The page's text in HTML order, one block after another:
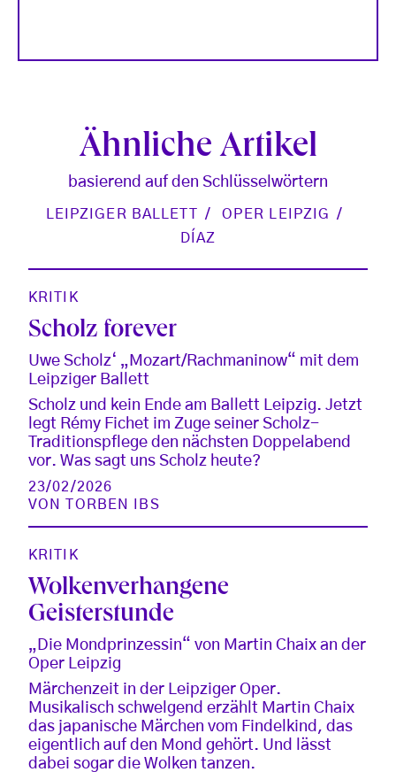
Ähnliche Artikel
basierend auf den Schlüsselwörtern
LEIPZIGER BALLETT
OPER LEIPZIG
DÍAZ
KRITIK
Scholz forever
Uwe Scholz‘ „Mozart/Rachmaninow“ mit dem
Leipziger Ballett
Scholz und kein Ende am Ballett Leipzig. Jetzt
legt Rémy Fichet im Zuge seiner Scholz-
Traditionspflege den nächsten Doppelabend
vor. Was sagt uns Scholz heute?
23/02/2026
VON
TORBEN IBS
KRITIK
Wolkenverhangene
Geisterstunde
„Die Mondprinzessin“ von Martin Chaix an der
Oper Leipzig
Märchenzeit in der Leipziger Oper.
Musikalisch schwelgend erzählt Martin Chaix
das japanische Märchen vom Findelkind, das
eigentlich auf den Mond gehört. Und lässt
dabei sogar die Wolken tanzen.